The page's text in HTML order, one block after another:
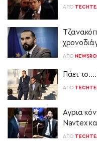
ΑΠΌ
ΑΠΌ
Πάει
ΑΠΌ
Αγρια
Navtex
ΑΠΌ